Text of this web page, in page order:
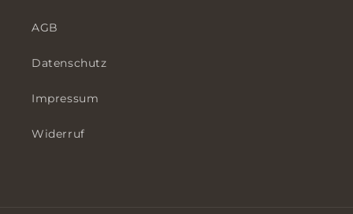
AGB
Datenschutz
Impressum
Widerruf